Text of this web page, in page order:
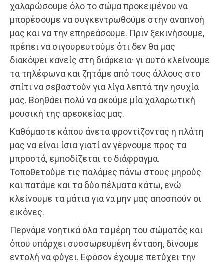
χαλαρώσουμε όλο το σώμα προκειμένου να
μπορέσουμε να συγκεντρωθούμε στην αναπνοή
μας και να την επηρεάσουμε. Πριν ξεκινήσουμε,
πρέπει να σιγουρευτούμε ότι δεν θα μας
διακόψει κανείς στη διάρκεια· γι αυτό κλείνουμε
τα τηλέφωνα και ζητάμε από τους άλλους στο
σπίτι να σεβαστούν για λίγα λεπτά την ησυχία
μας. Βοηθάει πολύ να ακούμε μία χαλαρωτική
μουσική της αρεσκείας μας.
Καθόμαστε κάπου άνετα φροντίζοντας η πλάτη
μας να είναι ίσια γιατί αν γέρνουμε προς τα
μπροστά, εμποδίζεται το διάφραγμα.
Τοποθετούμε τις παλάμες πάνω στους μηρούς
και πατάμε και τα δύο πέλματα κάτω, ενώ
κλείνουμε τα μάτια για να μην μας αποσπούν οι
εικόνες.
Περνάμε νοητικά όλα τα μέρη του σώματός και
όπου υπάρχει συσσωρευμένη ένταση, δίνουμε
εντολή να φύγει. Εφόσον έχουμε πετύχει την